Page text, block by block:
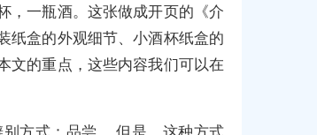
，一瓶酒。这张做成开页的《介
纸盒的外观细节、小酒杯纸盒的
文的重点，这些内容我们可以在